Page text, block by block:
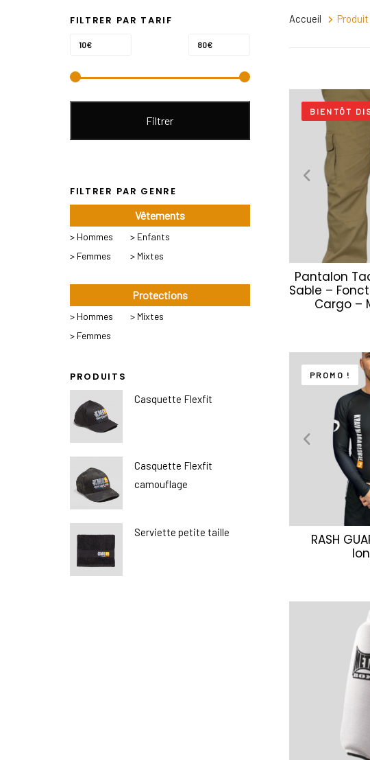
FILTRER PAR TARIF
Prix
Prix
Filtrer
10€ 80€
FILTRER PAR GENRE
Vêtements
> Hommes
> Femmes
> Enfants
> Mixtes
Protections
> Hommes
> Femmes
> Mixtes
PRODUITS
Casquette Flexfit
Casquette Flexfit
camouflage
Serviette petite taille
Accueil
BIENTÔT
Pantalon
Sable –
Cargo –
PROMO !
RASH